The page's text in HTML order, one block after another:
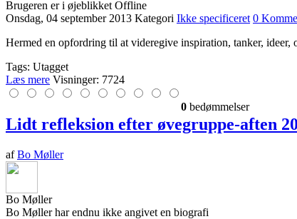
Brugeren er i øjeblikket Offline
Onsdag, 04 september 2013 Kategori Ikke specificeret 0
Hermed en opfordring til at videregive inspiration, tanker,
Tags: Utagget
Læs mere Visninger: 7724
0 bedømmelser
Lidt refleksion efter øvegruppe-aften
afBo Møller
Bo Møller
Bo Møller har endnu ikke angivet en biografi